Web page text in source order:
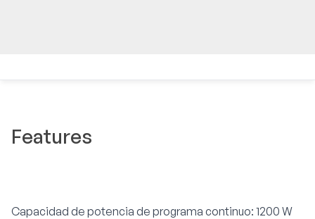
Features
Capacidad de potencia de programa continuo: 1200 W